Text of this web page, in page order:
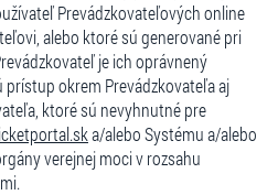
Prevádzkovateľových online
alebo ktoré sú generované pri
je ich oprávnený
okrem Prevádzkovateľa aj
ktoré sú nevyhnutné pre
a/alebo Systému a/alebo
verejnej moci v rozsahu